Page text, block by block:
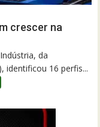
crescer na
da
identificou 16 perfis...